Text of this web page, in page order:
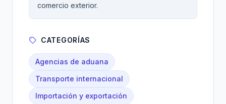
comercio exterior.
CATEGORÍAS
Agencias de aduana
Transporte internacional
Importación y exportación